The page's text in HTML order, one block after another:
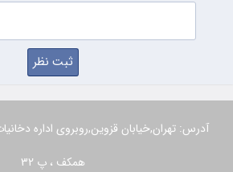
آدرس: تهران,خیابان قزوین,روبروی اداره
همکف ، پ 32